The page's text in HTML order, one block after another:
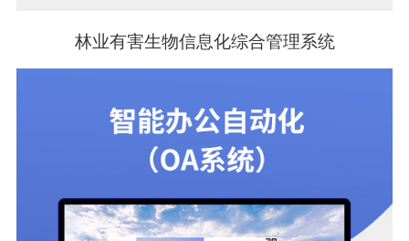
林业有害生物信息化综合管理系统